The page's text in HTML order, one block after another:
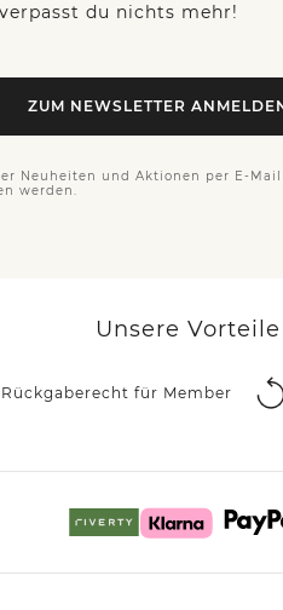
du nichts mehr!
ZUM NEWSLETTER
Neuheiten und Aktionen per E-Mail
werden.
Unsere
für Member